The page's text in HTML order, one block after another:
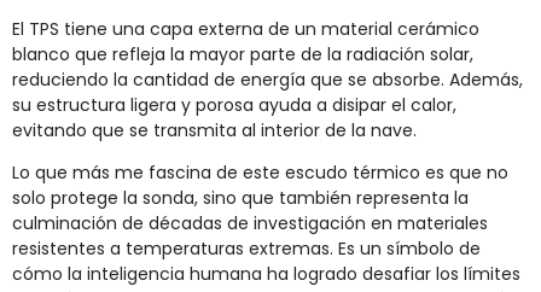
El TPS tiene una capa externa de un material cerámico
blanco que refleja la mayor parte de la radiación solar,
reduciendo la cantidad de energía que se absorbe. Además,
su estructura ligera y porosa ayuda a disipar el calor,
evitando que se transmita al interior de la nave.
Lo que más me fascina de este escudo térmico es que no
solo protege la sonda, sino que también representa la
culminación de décadas de investigación en materiales
resistentes a temperaturas extremas. Es un símbolo de
cómo la inteligencia humana ha logrado desafiar los límites